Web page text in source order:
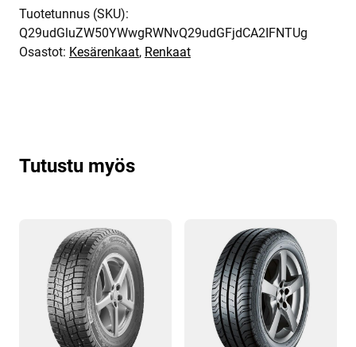
Tuotetunnus (SKU):
Q29udGluZW50YWwgRWNvQ29udGFjdCA2IFNTUg
Osastot: Kesärenkaat, Renkaat
Tutustu myös